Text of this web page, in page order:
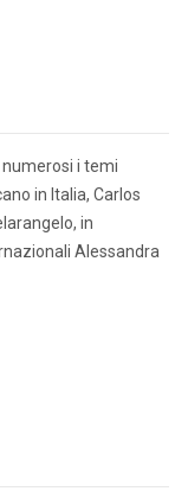
i temi
in Italia, Carlos
in
Alessandra